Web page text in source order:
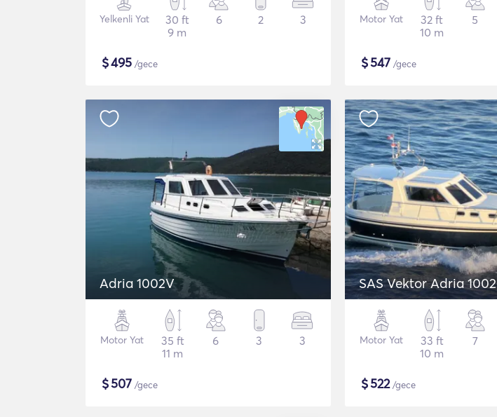
Yelkenli Yat
30 ft
9 m
6 2 3
$495 /gece
Motor Yat
32 ft
10 m
5
$547 /gece
Adria 1002V
Motor Yat
35 ft
11 m
6 3 3
$507 /gece
SAS Vektor Adria 1002
Motor Yat
33 ft
10 m
7
$522/gece